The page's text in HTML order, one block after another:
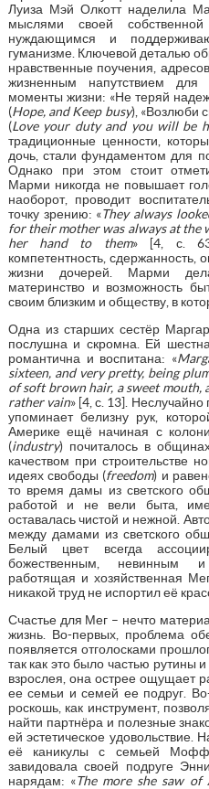
Луиза Мэй Олкотт наделила
мыслями своей
нуждающимся и
гуманизме. Ключевой деталью
нравственные поучения,
жизненным напутствием
моменты жизни: «Не теряй
(Hope, and Keep busy), «Возлюби
(Love your duty and you will be
традиционные ценности,
дочь, стали фундаментом для
Однако при этом стоит
Марми никогда не повышает
наоборот, проводит
точку зрению: «They always
for their mother was always at the
her
hand to them» [4, с.
компетентность, сдержанность,
жизни дочерей. Марми
материнство и возможность
своим близким и обществу, в
Одна из старших сестёр
послушна и скромна. Ей
романтична и воспитана: «
sixteen, and very pretty, being
of soft brown hair, a sweet mouth,
rather vain» [4, с. 13].
упоминает белизну рук,
Америке ещё начиная с
(industry) почиталось в
качеством при строительстве
идеях свободы (freedom) и
то время дамы из светского
работой и не вели быта,
оставалась чистой и нежной.
между дамами из светского
Белый цвет всегда
божественным, невинным и
работящая и хозяйственная
никакой труд не испортил её
Счастье для Мег – нечто
жизнь. Во-первых, проблема
появляется отголосками
так как это было частью рутины
взрослея, она острее ощущает
ее семьи и семей ее подруг.
роскошь, как инструмент,
найти партнёра и полезные
ей эстетическое
её каникулы с семьей
завидовала своей подруге
нарядам: «The more she saw